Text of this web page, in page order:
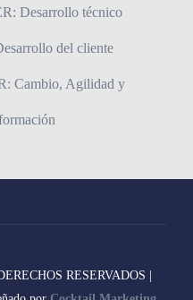
Desarrollo técnico
del cliente
Cambio, Agilidad y
RESERVADOS |